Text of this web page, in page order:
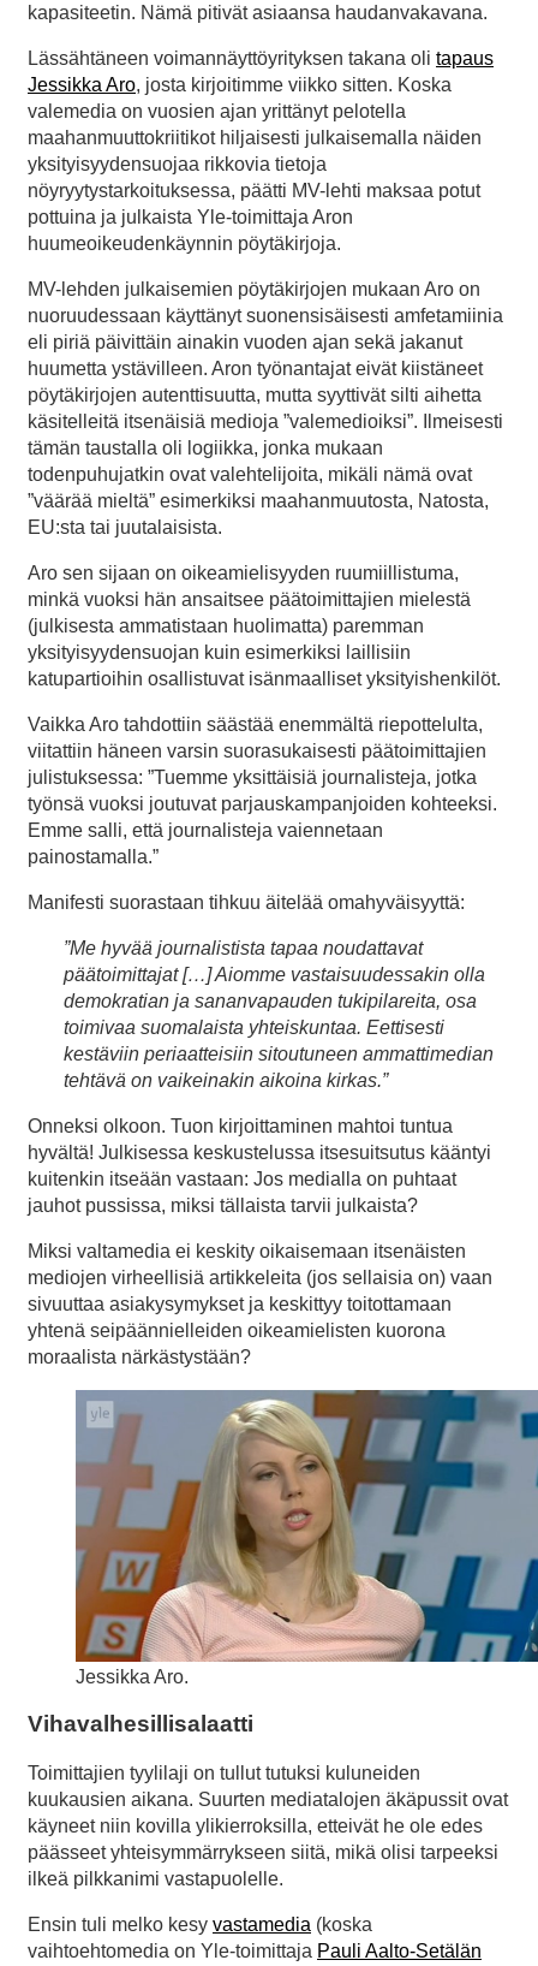
kapasiteetin. Nämä pitivät asiaansa haudanvakavana.
Lässähtäneen voimannäyttöyrityksen takana oli tapaus
Jessikka Aro, josta kirjoitimme viikko sitten. Koska
valemedia on vuosien ajan yrittänyt pelotella
maahanmuuttokriitikot hiljaisesti julkaisemalla näiden
yksityisyydensuojaa rikkovia tietoja
nöyryytystarkoituksessa, päätti MV-lehti maksaa potut
pottuina ja julkaista Yle-toimittaja Aron
huumeoikeudenkäynnin pöytäkirjoja.
MV-lehden julkaisemien pöytäkirjojen mukaan Aro on
nuoruudessaan käyttänyt suonensisäisesti amfetamiinia
eli piriä päivittäin ainakin vuoden ajan sekä jakanut
huumetta ystävilleen. Aron työnantajat eivät kiistäneet
pöytäkirjojen autenttisuutta, mutta syyttivät silti aihetta
käsitelleitä itsenäisiä medioja ”valemedioiksi”. Ilmeisesti
tämän taustalla oli logiikka, jonka mukaan
todenpuhujatkin ovat valehtelijoita, mikäli nämä ovat
”väärää mieltä” esimerkiksi maahanmuutosta, Natosta,
EU:sta tai juutalaisista.
Aro sen sijaan on oikeamielisyyden ruumiillistuma,
minkä vuoksi hän ansaitsee päätoimittajien mielestä
(julkisesta ammatistaan huolimatta) paremman
yksityisyydensuojan kuin esimerkiksi laillisiin
katupartioihin osallistuvat isänmaalliset yksityishenkilöt.
Vaikka Aro tahdottiin säästää enemmältä riepottelulta,
viitattiin häneen varsin suorasukaisesti päätoimittajien
julistuksessa: ”Tuemme yksittäisiä journalisteja, jotka
työnsä vuoksi joutuvat parjauskampanjoiden kohteeksi.
Emme salli, että journalisteja vaiennetaan
painostamalla.”
Manifesti suorastaan tihkuu äitelää omahyväisyyttä:
”Me hyvää journalistista tapaa noudattavat
päätoimittajat […] Aiomme vastaisuudessakin olla
demokratian ja sananvapauden tukipilareita, osa
toimivaa suomalaista yhteiskuntaa. Eettisesti
kestäviin periaatteisiin sitoutuneen ammattimedian
tehtävä on vaikeinakin aikoina kirkas.”
Onneksi olkoon. Tuon kirjoittaminen mahtoi tuntua
hyvältä! Julkisessa keskustelussa itsesuitsutus kääntyi
kuitenkin itseään vastaan: Jos medialla on puhtaat
jauhot pussissa, miksi tällaista tarvii julkaista?
Miksi valtamedia ei keskity oikaisemaan itsenäisten
mediojen virheellisiä artikkeleita (jos sellaisia on) vaan
sivuuttaa asiakysymykset ja keskittyy toitottamaan
yhtenä seipäännielleiden oikeamielisten kuorona
moraalista närkästystään?
Jessikka Aro.
Vihavalhesillisalaatti
Toimittajien tyylilaji on tullut tutuksi kuluneiden
kuukausien aikana. Suurten mediatalojen äkäpussit ovat
käyneet niin kovilla ylikierroksilla, etteivät he ole edes
päässeet yhteisymmärrykseen siitä, mikä olisi tarpeeksi
ilkeä pilkkanimi vastapuolelle.
Ensin tuli melko kesy vastamedia (koska
vaihtoehtomedia on Yle-toimittaja Pauli Aalto-Setälän